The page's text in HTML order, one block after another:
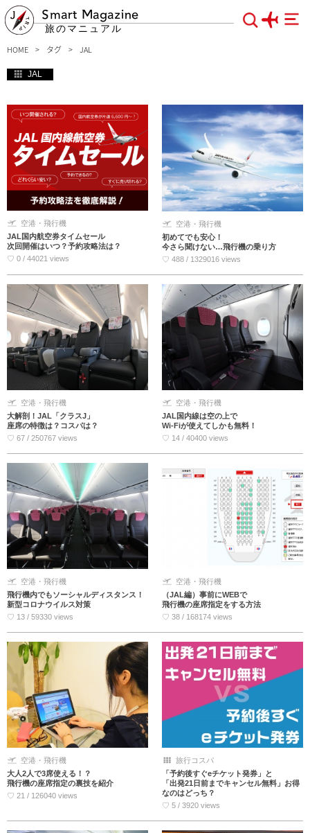
Smart Magazine
旅のマニュアル
HOME タグ JAL
JAL
空港・飛行機
JAL国内航空券タイムセール
次回開催はいつ？予約攻略法は？
♡ 0 / 44021 views
空港・飛行機
初めてでも安心！
今さら聞けない…飛行機の乗り方
♡ 488 / 1329016 views
空港・飛行機
大解剖！JAL「クラスJ」
座席の特徴は？コスパは？
♡ 67 / 250767 views
空港・飛行機
JAL国内線は空の上で
Wi-Fiが使えてしかも無料！
♡ 14 / 40400 views
空港・飛行機
飛行機内でもソーシャルディスタンス！
新型コロナウイルス対策
♡ 13 / 59330 views
空港・飛行機
（JAL編）事前にWEBで
飛行機の座席指定をする方法
♡ 38 / 168174 views
空港・飛行機
大人2人で3席使える！？
飛行機の座席指定の裏技を紹介
♡ 21 / 126040 views
旅行コスパ
「予約後すぐeチケット発券」と
「出発21日前までキャンセル無料」お得
なのはどっち？
♡ 5 / 3920 views